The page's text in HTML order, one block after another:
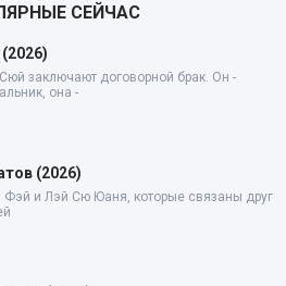
СЕЙЧАС
заключают договорной брак. Он -
она -
(2026)
Фэй и Лэй Сю Юаня, которые связаны друг